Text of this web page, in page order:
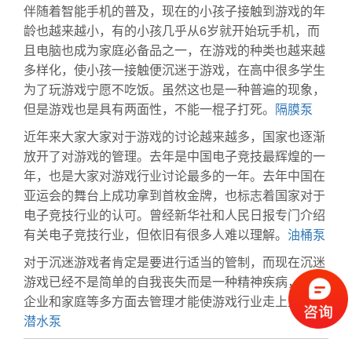
伴随着智能手机的普及，现在的小孩子接触到游戏的年
龄也越来越小，有的小孩几乎从6岁就开始玩手机，而
且电脑也成为家庭必备品之一，在游戏的种类也越来越
多样化，使小孩一接触便沉迷于游戏，在高中很多学生
为了玩游戏宁愿不吃饭。虽然这也是一种普遍的现象，
但是游戏也是具有两面性，不能一棍子打死。 隔膜泵
近年来大家大家对于游戏的讨论越来越多，国家也逐渐
放开了对游戏的管理。去年是中国电子竞技最辉煌的一
年，也是大家对游戏行业讨论最多的一年。去年中国在
亚运会的舞台上成功拿到首枚金牌，也标志着国家对于
电子竞技行业的认可。曾经新华社和人民日报专门介绍
有关电子竞技行业，但依旧有很多人难以理解。 油桶泵
对于沉迷游戏者肯定是要进行适当的管制，而现在沉迷
游戏已经不是简单的自我丧失而是一种精神疾病，国家
企业和家庭等多方面去管理才能使游戏行业走上正轨。
潜水泵